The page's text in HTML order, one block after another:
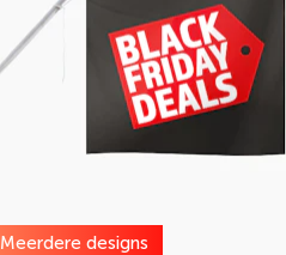
Meerdere designs